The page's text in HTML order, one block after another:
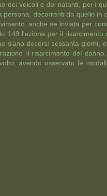
dei veicoli e dei natanti, per i
decorrenti da quello in
anche se inviata per
149 l'azione per il risarcimento
siano decorsi sessanta giorni,
il risarcimento del
avendo osservato le